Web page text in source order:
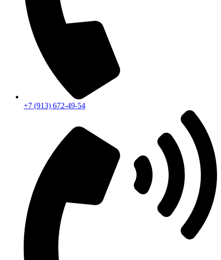
+7 (913) 672-49-54